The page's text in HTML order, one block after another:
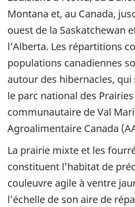
Montana et, au Canada,
ouest de la Saskatchewan
l’Alberta. Les répartitions
populations canadiennes
autour des hibernacles,
le parc national des
communautaire de Val
Agroalimentaire Canada
La prairie mixte et les
constituent l’habitat de
couleuvre agile à ventre
l’échelle de son aire de